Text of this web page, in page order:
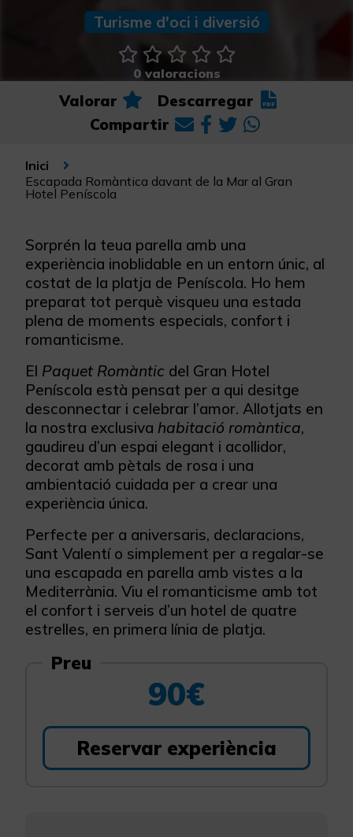
Turisme d'oci i diversió
0 valoracions
Valorar
Descarregar
Compartir
Inici
Escapada Romàntica davant de la Mar al Gran
Hotel Peníscola
Sorprén la teua parella amb una
experiència inoblidable en un entorn únic, al
costat de la platja de Peníscola. Ho hem
preparat tot perquè visqueu una estada
plena de moments especials, confort i
romanticisme.
El Paquet Romàntic del Gran Hotel
Peníscola està pensat per a qui desitge
desconnectar i celebrar l’amor. Allotjats en
la nostra exclusiva habitació romàntica,
gaudireu d’un espai elegant i acollidor,
decorat amb pètals de rosa i una
ambientació cuidada per a crear una
experiència única.
Perfecte per a aniversaris, declaracions,
Sant Valentí o simplement per a regalar-se
una escapada en parella amb vistes a la
Mediterrània. Viu el romanticisme amb tot
el confort i serveis d’un hotel de quatre
estrelles, en primera línia de platja.
Preu
90€
Reservar experiència